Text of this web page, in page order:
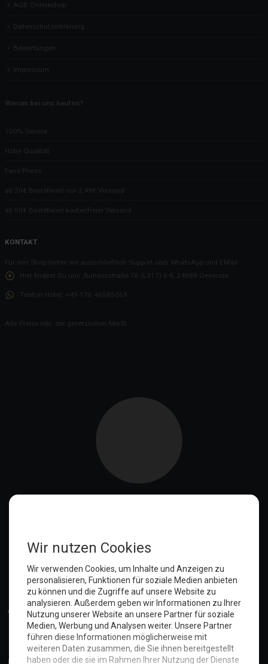
AGB Onlineshop
Datenschutzerklärung
Bewertungen
Impressum
Warum bei uns kaufen?
100% Service
Hohe Qualität
Faire Preise
ab 20€ Bestellwert nur 2,49€ Versand
ab 50€ Bestellwert kostenfreier Versand
KONTAKT
Für den Shop bieten wir ausschließlich Support über WhatsApp und EMail
Hier findest Du uns:
Bundesstraße 76 (L317) 6-8, 24988 Oeversee
Telefon Hotel: +49 176 46585369
Alle Preise inkl. der gesetzlichen MwSt.
Anmelden